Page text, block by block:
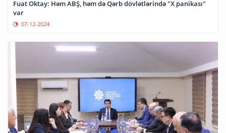
Fuat Oktay: Həm ABŞ, həm də Qərb dövlətlərində "X panikası"
var
07-12-2024